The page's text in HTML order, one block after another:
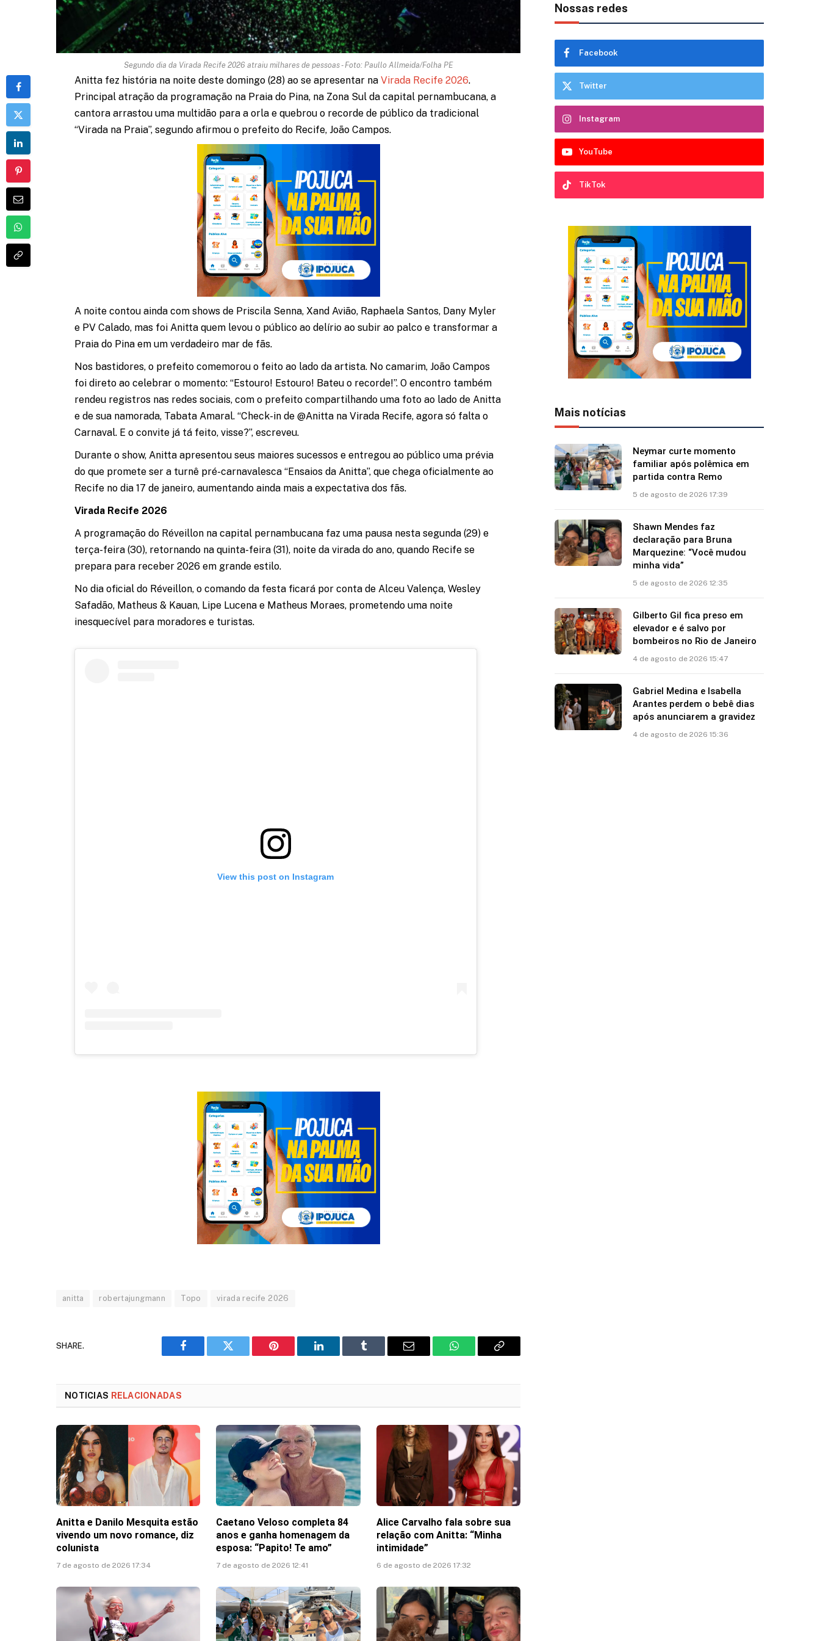
Segundo dia da Virada Recife 2026 atraiu milhares de pessoas - Foto: Paullo Allmeida/Folha PE
Anitta fez história na noite deste domingo (28) ao se apresentar na Virada Recife 2026.
Principal atração da programação na Praia do Pina, na Zona Sul da capital pernambucana, a
cantora arrastou uma multidão para a orla e quebrou o recorde de público da tradicional
“Virada na Praia”, segundo afirmou o prefeito do Recife, João Campos.
A noite contou ainda com shows de Priscila Senna, Xand Avião, Raphaela Santos, Dany Myler
e PV Calado, mas foi Anitta quem levou o público ao delírio ao subir ao palco e transformar a
Praia do Pina em um verdadeiro mar de fãs.
Nos bastidores, o prefeito comemorou o feito ao lado da artista. No camarim, João Campos
foi direto ao celebrar o momento: “Estouro! Estouro! Bateu o recorde!”. O encontro também
rendeu registros nas redes sociais, com o prefeito compartilhando uma foto ao lado de Anitta
e de sua namorada, Tabata Amaral. “Check-in de @Anitta na Virada Recife, agora só falta o
Carnaval. E o convite já tá feito, visse?”, escreveu.
Durante o show, Anitta apresentou seus maiores sucessos e entregou ao público uma prévia
do que promete ser a turnê pré-carnavalesca “Ensaios da Anitta”, que chega oficialmente ao
Recife no dia 17 de janeiro, aumentando ainda mais a expectativa dos fãs.
Virada Recife 2026
A programação do Réveillon na capital pernambucana faz uma pausa nesta segunda (29) e
terça-feira (30), retornando na quinta-feira (31), noite da virada do ano, quando Recife se
prepara para receber 2026 em grande estilo.
No dia oficial do Réveillon, o comando da festa ficará por conta de Alceu Valença, Wesley
Safadão, Matheus & Kauan, Lipe Lucena e Matheus Moraes, prometendo uma noite
inesquecível para moradores e turistas.
View this post on Instagram
anitta robertajungmann Topo virada recife 2026
SHARE.
Facebook Twitter Pinterest LinkedIn Tumblr Email WhatsAppCopy
NOTICIAS RELACIONADAS
Anitta e Danilo Mesquita estão
vivendo um novo romance, diz
colunista
7 de agosto de 2026 17:34
Caetano Veloso completa 84
anos e ganha homenagem da
esposa: “Papito! Te amo”
7 de agosto de 2026 12:41
Alice Carvalho fala sobre sua
relação com Anitta: “Minha
intimidade”
6 de agosto de 2026 17:32
Nossas redes
Facebook
Twitter
Instagram
YouTube
TikTok
Mais notícias
Neymar curte momento
familiar após polêmica em
partida contra Remo
5 de agosto de 2026 17:39
Shawn Mendes faz
declaração para Bruna
Marquezine: “Você mudou
minha vida”
5 de agosto de 2026 12:35
Gilberto Gil fica preso em
elevador e é salvo por
bombeiros no Rio de Janeiro
4 de agosto de 2026 15:47
Gabriel Medina e Isabella
Arantes perdem o bebê dias
após anunciarem a gravidez
4 de agosto de 2026 15:36